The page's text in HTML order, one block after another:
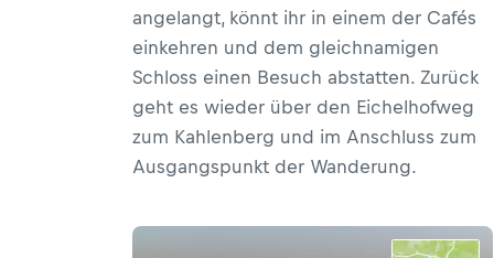
angelangt, könnt ihr in einem der Cafés
einkehren und dem gleichnamigen
Schloss einen Besuch abstatten. Zurück
geht es wieder über den Eichelhofweg
zum Kahlenberg und im Anschluss zum
Ausgangspunkt der Wanderung.